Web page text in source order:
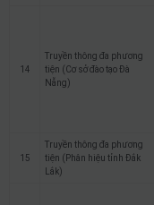
14
Truyền thông đa phương
tiện (Cơ sở đào tạo Đà
Nẵng)
15
Truyền thông đa phương
tiện (Phân hiệu tỉnh Đắk
Lắk)